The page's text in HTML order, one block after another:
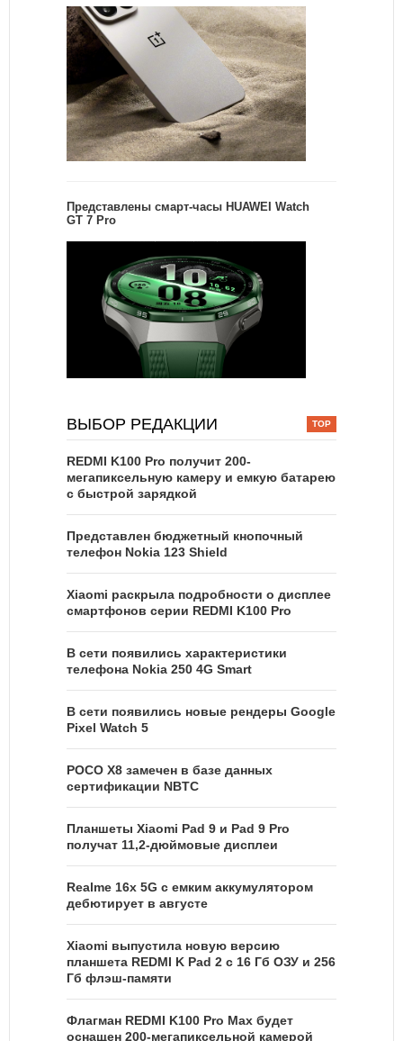
Представлены смарт-часы HUAWEI Watch
GT 7 Pro
ВЫБОР РЕДАКЦИИ
REDMI K100 Pro получит 200-
мегапиксельную камеру и емкую батарею
с быстрой зарядкой
Представлен бюджетный кнопочный
телефон Nokia 123 Shield
Xiaomi раскрыла подробности о дисплее
смартфонов серии REDMI K100 Pro
В сети появились характеристики
телефона Nokia 250 4G Smart
В сети появились новые рендеры Google
Pixel Watch 5
POCO X8 замечен в базе данных
сертификации NBTC
Планшеты Xiaomi Pad 9 и Pad 9 Pro
получат 11,2-дюймовые дисплеи
Realme 16x 5G с емким аккумулятором
дебютирует в августе
Xiaomi выпустила новую версию
планшета REDMI K Pad 2 с 16 Гб ОЗУ и 256
Гб флэш-памяти
Флагман REDMI K100 Pro Max будет
оснащен 200-мегапиксельной камерой